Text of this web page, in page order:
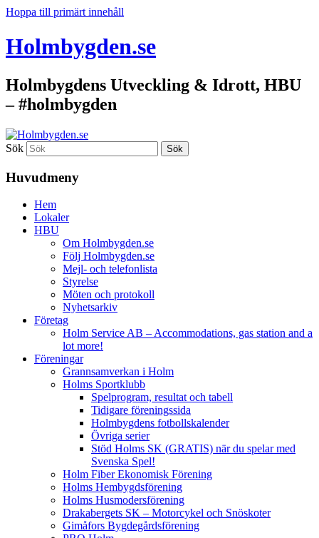
Hoppa till primärt innehåll
Holmbygden.se
Holmbygdens Utveckling & Idrott, HBU
– #holmbygden
Sök
Huvudmeny
Hem
Lokaler
HBU
Om Holmbygden.se
Följ Holmbygden.se
Mejl- och telefonlista
Styrelse
Möten och protokoll
Nyhetsarkiv
Företag
Holm Service AB – Accommodations, gas station and a
lot more!
Föreningar
Grannsamverkan i Holm
Holms Sportklubb
Spelprogram, resultat och tabell
Tidigare föreningssida
Holmbygdens fotbollskalender
Övriga serier
Stöd Holms SK (GRATIS) när du spelar med
Svenska Spel!
Holm Fiber Ekonomisk Förening
Holms Hembygdsförening
Holms Husmodersförening
Drakabergets SK – Motorcykel och Snöskoter
Gimåfors Bygdegårdsförening